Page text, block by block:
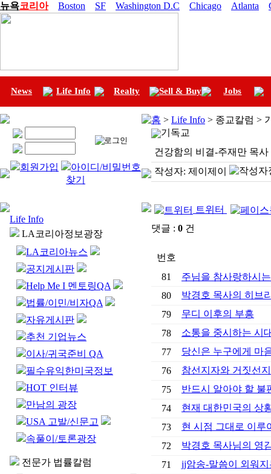
뉴욕코리아 Boston SF Washington D.C Chicago Atlanta
News Life Info Realty Sell & Buy Jobs
회원가입
아이디/비밀번호
찾기
Life Info
LA코리아정보광장
LA코리아뉴스
공지게시판
Help Me I 멘토링QA
법률/이민/비자QA
자유게시판
추천 기업뉴스
이사/귀국준비 QA
필수유익한미국정보
HOT 인터뷰
만남의 광장
USA 고발/신문고
속풀이/토론광장
전문가 법률칼럼
홈 > Life Info > 종교칼럼 >
기독교
건강함의 비결-주재만 목사
작성자: 제이제이
트위터
댓글 : 0 건
번호
81
주님을 참사랑하시
80
박경호 목사의 히브
79
무디 이후의 부흥
78
소통을 중시하는 시
77
당신은 누구에게 마
76
참선지자와 거짓선
75
반드시 알아야 할 불
74
현재 대한민국의 상
73
현 시점 그대로 이루
72
박경호 목사님의 영
71
jj암송-말씀이 외워